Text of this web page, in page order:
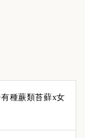
有種蕨類苔蘚x女